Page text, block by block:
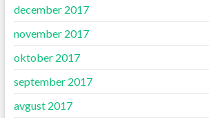
december 2017
november 2017
oktober 2017
september 2017
avgust 2017